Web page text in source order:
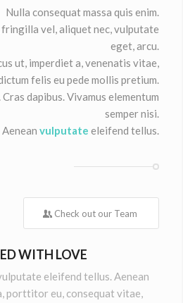
Nulla consequat massa quis enim.
vel, aliquet nec, vulputate
eget, arcu.
ut, imperdiet a, venenatis vitae,
felis eu pede mollis pretium.
dapibus. Vivamus elementum
semper nisi.
Aeneanvulputate eleifend tellus.
Check out our Team
WITH LOVE
eleifend tellus. Aenean
porttitor eu, consequat vitae,